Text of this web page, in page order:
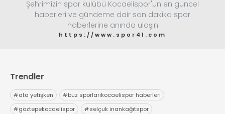
Şehrimizin spor kulübü Kocaelispor'un en güncel
haberleri ve gündeme dair son dakika spor
haberlerine anında ulaşın
https://www.spor41.com
Trendler
#ata yetişken #buz sporlarıkocaelispor haberleri
#göztepekocaelispor #selçuk inankağıtspor